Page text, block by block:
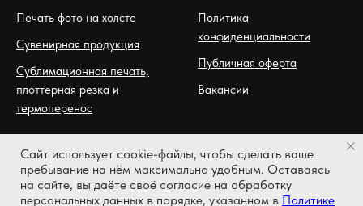
Печать фото на холсте
Сувенирная продукция
Сублимационная печать,
плоттерная резка и
термоперенос
Политика
конфиденциальности
Публичная оферта
Вакансии
Сайт использует cookie-файлы, чтобы сделать ваше
пребывание на нём максимально удобным. Оставаясь
на сайте, вы даёте своё согласие на обработку
персональных данных в порядке, указанном в Политике